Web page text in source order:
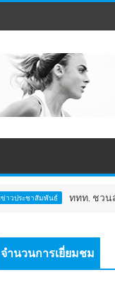
ททท. ชวนสัมผัสพลังแห่งศ
จำนวนการเยี่ยมชม